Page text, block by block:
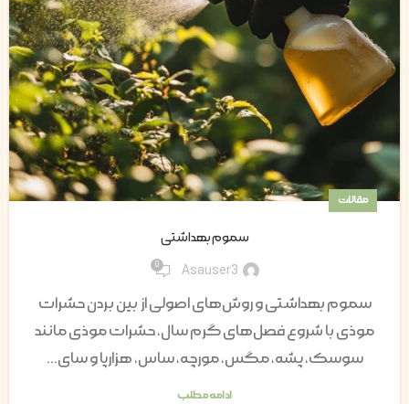
مقالات
سموم بهداشتی
Asauser3
0
سموم بهداشتی و روش‌های اصولی از بین بردن حشرات
موذی با شروع فصل‌های گرم سال، حشرات موذی مانند
سوسک، پشه، مگس، مورچه، ساس، هزارپا و سای...
ادامه مطلب